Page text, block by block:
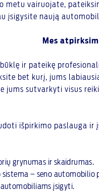
metu vairuojate,
įsigysite naują
Mes
būklę ir pateikę
bet kurį, jums
jums sutvarkyti visus
išpirkimo paslauga
grynumas ir skaidrumas.
– seno
įsigyti.